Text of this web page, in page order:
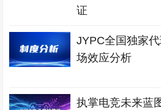
证
JYPC全国独家
场效应分析
执掌电竞未来蓝